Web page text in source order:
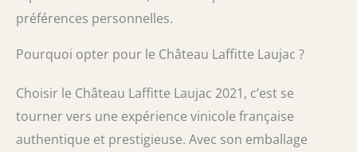
préférences personnelles.
Pourquoi opter pour le Château Laffitte Laujac ?
Choisir le Château Laffitte Laujac 2021, c’est se
tourner vers une expérience vinicole française
authentique et prestigieuse. Avec son emballage